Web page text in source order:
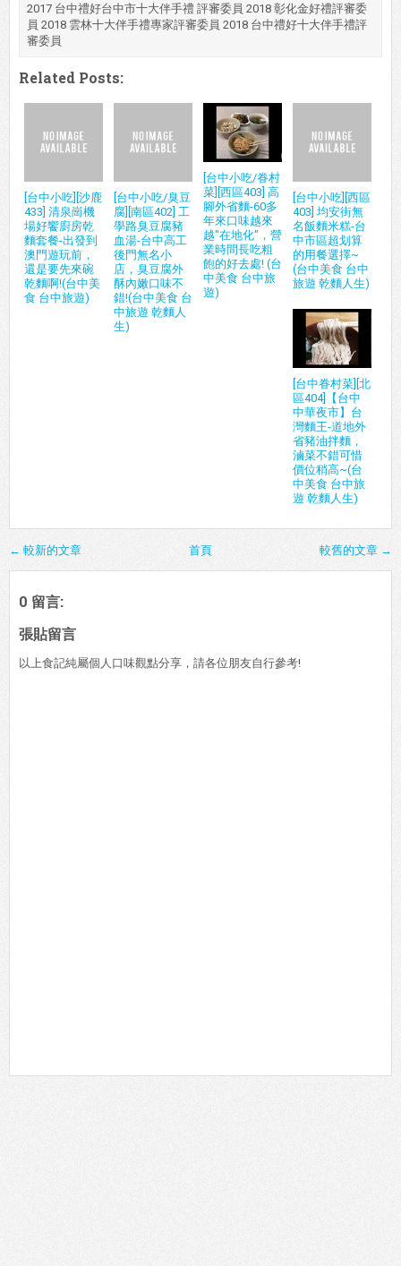
2017 台中禮好台中市十大伴手禮 評審委員 2018 彰化金好禮評審委
員 2018 雲林十大伴手禮專家評審委員 2018 台中禮好十大伴手禮評
審委員
Related Posts:
[台中小吃][沙鹿
433] 清泉崗機
場好饗廚房乾
麵套餐-出發到
澳門遊玩前，
還是要先來碗
乾麵啊!(台中美
食 台中旅遊)
[台中小吃/臭豆
腐][南區402] 工
學路臭豆腐豬
血湯-台中高工
後門無名小
店，臭豆腐外
酥內嫩口味不
錯!(台中美食 台
中旅遊 乾麵人
生)
[台中小吃/眷村
菜][西區403] 高
腳外省麵-60多
年來口味越來
越"在地化"，營
業時間長吃粗
飽的好去處! (台
中美食 台中旅
遊)
[台中小吃][西區
403] 均安街無
名飯麵米糕-台
中市區超划算
的用餐選擇~
(台中美食 台中
旅遊 乾麵人生)
[台中眷村菜][北
區404]【台中
中華夜市】台
灣麵王-道地外
省豬油拌麵，
滷菜不錯可惜
價位稍高~(台
中美食 台中旅
遊 乾麵人生)
← 較新的文章 較舊的文章 →
首頁
0 留言:
張貼留言
以上食記純屬個人口味觀點分享，請各位朋友自行參考!